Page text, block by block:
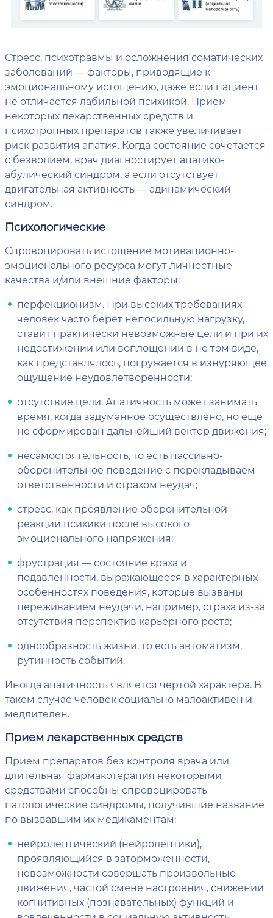
Стресс, психотравмы и осложнения соматических
заболеваний — факторы, приводящие к
эмоциональному истощению, даже если пациент
не отличается лабильной психикой. Прием
некоторых лекарственных средств и
психотропных препаратов также увеличивает
риск развития апатия. Когда состояние сочетается
с безволием, врач диагностирует апатико-
абулический синдром, а если отсутствует
двигательная активность — адинамический
синдром.
Психологические
Спровоцировать истощение мотивационно-
эмоционального ресурса могут личностные
качества и/или внешние факторы:
перфекционизм. При высоких требованиях
человек часто берет непосильную нагрузку,
ставит практически невозможные цели и при их
недостижении или воплощении в не том виде,
как представлялось, погружается в изнуряющее
ощущение неудовлетворенности;
отсутствие цели. Апатичность может занимать
время, когда задуманное осуществлено, но еще
не сформирован дальнейший вектор движения;
несамостоятельность, то есть пассивно-
оборонительное поведение с перекладываем
ответственности и страхом неудач;
стресс, как проявление оборонительной
реакции психики после высокого
эмоционального напряжения;
фрустрация — состояние краха и
подавленности, выражающееся в характерных
особенностях поведения, которые вызваны
переживанием неудачи, например, страха из-за
отсутствия перспектив карьерного роста;
однообразность жизни, то есть автоматизм,
рутинность событий.
Иногда апатичность является чертой характера. В
таком случае человек социально малоактивен и
медлителен.
Прием лекарственных средств
Прием препаратов без контроля врача или
длительная фармакотерапия некоторыми
средствами способны спровоцировать
патологические синдромы, получившие название
по вызвавшим их медикаментам:
нейролептический (нейролептики),
проявляющийся в заторможенности,
невозможности совершать произвольные
движения, частой смене настроения, снижении
когнитивных (познавательных) функций и